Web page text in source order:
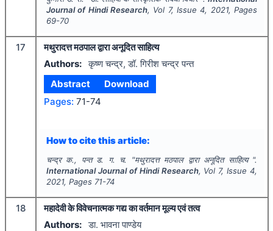
Journal of Hindi Research, Vol 7, Issue4, 2021, Pages
69-70
17
मथुरादत्त मठपाल द्वारा अनूदित साहित्य
Authors: कृष्ण चन्द्र, डॉ. गिरीश चन्द्र पन्त
Abstract
Download
Pages: 71-74
How to cite this article:
चन्द्र क., पन्त ड. ग. च. "मथुरादत्त मठपाल द्वारा अनूदित साहित्य ".
International Journal of Hindi Research, Vol 7, Issue4,
2021, Pages 71-74
18
महादेवी के विवेचनात्मक गद्य का वर्तमान मूल्य एवं तत्व
Authors: डा. भावना पाण्डेय